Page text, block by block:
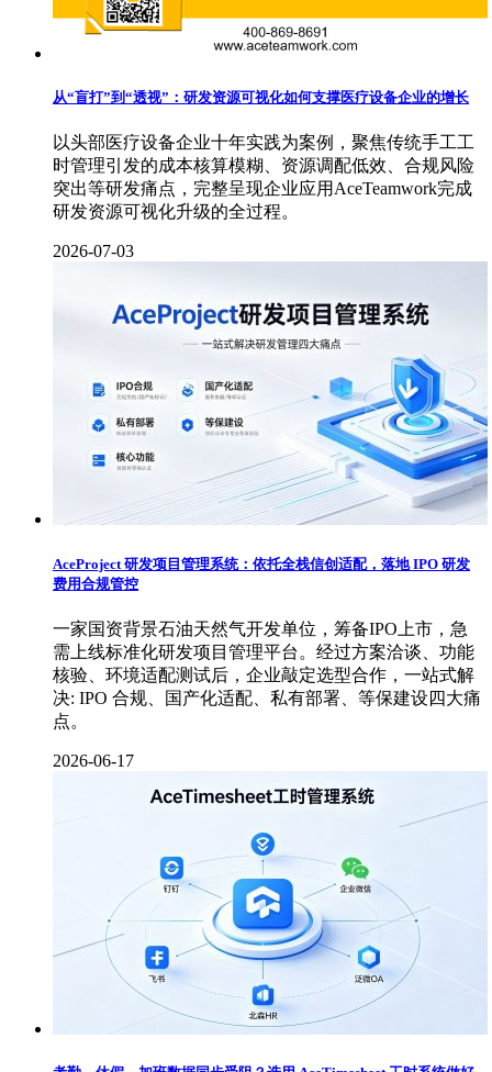
从“盲打”到“透视”：研发资源可视化如何支撑医疗设备企业的增长
以头部医疗设备企业十年实践为案例，聚焦传统手工工
时管理引发的成本核算模糊、资源调配低效、合规风险
突出等研发痛点，完整呈现企业应用AceTeamwork完成
研发资源可视化升级的全过程。
2026-07-03
AceProject 研发项目管理系统：依托全栈信创适配，落地 IPO 研发
费用合规管控
一家国资背景石油天然气开发单位，筹备IPO上市，急
需上线标准化研发项目管理平台。经过方案洽谈、功能
核验、环境适配测试后，企业敲定选型合作，一站式解
决: IPO 合规、国产化适配、私有部署、等保建设四大痛
点。
2026-06-17